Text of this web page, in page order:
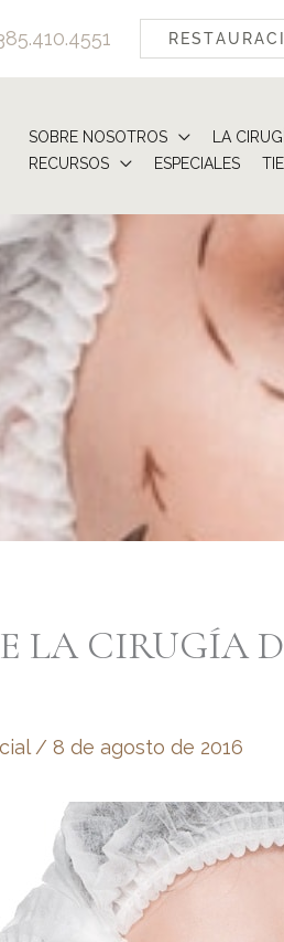
SOBRE NOSOTROS LA
RECURSOS
ESPECIALES
LA CIRUGÍA
/ 8 de agosto de 2016